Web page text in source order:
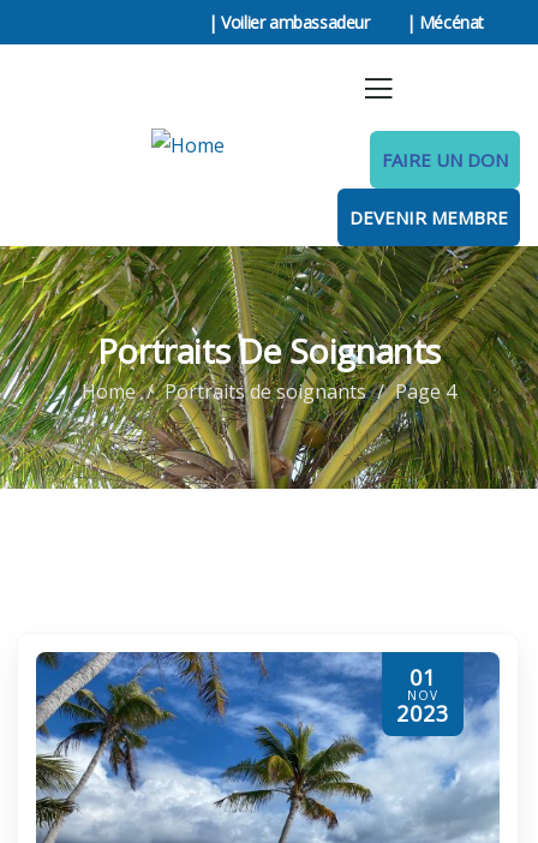
| Voilier ambassadeur | Mécénat
FAIRE UN DON
DEVENIR MEMBRE
Portraits De Soignants
Home Portraits de soignants Page 4
01
NOV
2023